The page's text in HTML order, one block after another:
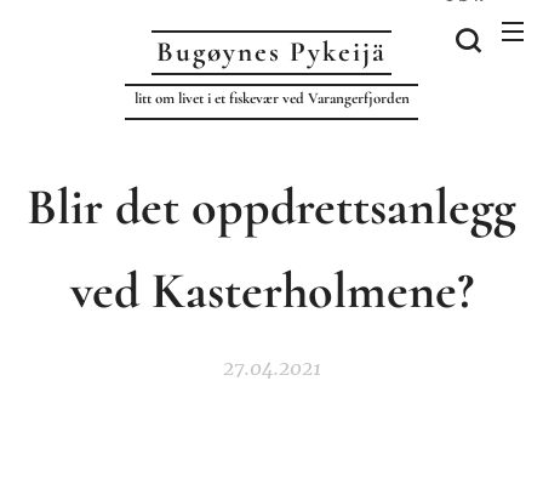
Bugøynes Pykeijä
litt om livet i et fiskevær ved Varangerfjorden
Blir det oppdrettsanlegg
ved Kasterholmene?
27.04.2021